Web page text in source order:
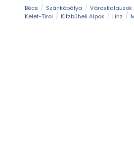
Bécs Szánkópálya Városkalauzok
Kelet-Tirol
Kitzbüheli Alpok Linz